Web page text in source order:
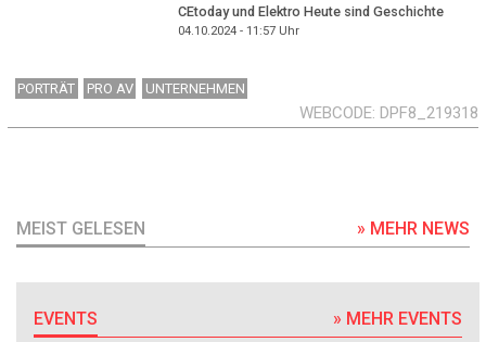
CEtoday und Elektro Heute sind Geschichte
04.10.2024 - 11:57Uhr
PORTRÄT PRO AV UNTERNEHMEN
WEBCODE DPF8_219318
MEIST GELESEN » MEHR NEWS
EVENTS » MEHR EVENTS